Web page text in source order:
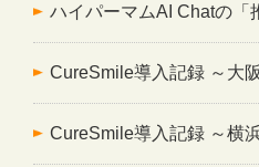
ハイパーマムAI Chatの「
CureSmile導入記録 ～大
CureSmile導入記録 ～横